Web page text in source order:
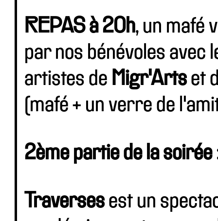
REPAS à 20h, un mafé
par nos bénévoles avec
artistes de Migr'Artset
(mafé + un verre de
2ème partie de la soirée
Traversesest un